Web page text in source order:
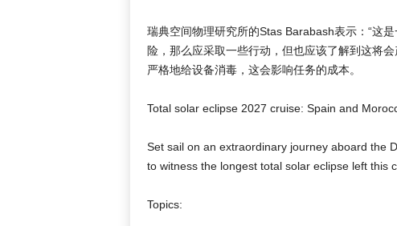
瑞典空间物理研究所的Stas Barabash表示：“这
险，那么应采取一些行动，但也应该了解到这将
严格地给设备消毒，这会影响任务的成本。
Total solar eclipse 2027 cruise: Spain and
Set sail on an extraordinary journey aboard the
to witness the longest total solar eclipse left this
Topics: